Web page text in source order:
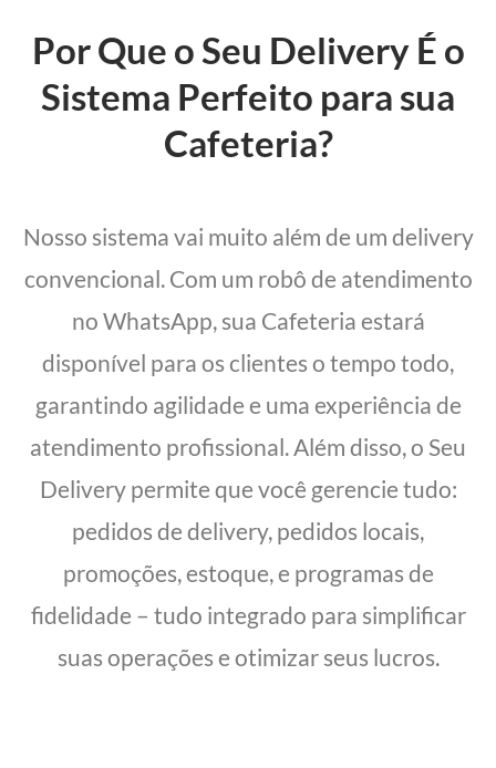
Por Que o Seu Delivery É o
Sistema Perfeito para sua
Cafeteria?
Nosso sistema vai muito além de um delivery
convencional. Com um robô de atendimento
no WhatsApp, sua Cafeteria estará
disponível para os clientes o tempo todo,
garantindo agilidade e uma experiência de
atendimento profissional. Além disso, o Seu
Delivery permite que você gerencie tudo:
pedidos de delivery, pedidos locais,
promoções, estoque, e programas de
fidelidade – tudo integrado para simplificar
suas operações e otimizar seus lucros.